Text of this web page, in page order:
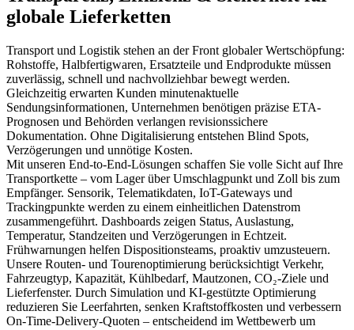
globale Lieferketten
Transport und Logistik stehen an der Front globaler Wertschöpfung:
Rohstoffe, Halbfertigwaren, Ersatzteile und Endprodukte müssen
zuverlässig, schnell und nachvollziehbar bewegt werden.
Gleichzeitig erwarten Kunden minutenaktuelle
Sendungsinformationen, Unternehmen benötigen präzise ETA-
Prognosen und Behörden verlangen revisionssichere
Dokumentation. Ohne Digitalisierung entstehen Blind Spots,
Verzögerungen und unnötige Kosten.
Mit unseren End-to-End-Lösungen schaffen Sie volle Sicht auf Ihre
Transportkette – vom Lager über Umschlagpunkt und Zoll bis zum
Empfänger. Sensorik, Telematikdaten, IoT-Gateways und
Trackingpunkte werden zu einem einheitlichen Datenstrom
zusammengeführt. Dashboards zeigen Status, Auslastung,
Temperatur, Standzeiten und Verzögerungen in Echtzeit.
Frühwarnungen helfen Dispositionsteams, proaktiv umzusteuern.
Unsere Routen- und Tourenoptimierung berücksichtigt Verkehr,
Fahrzeugtyp, Kapazität, Kühlbedarf, Mautzonen, CO₂-Ziele und
Lieferfenster. Durch Simulation und KI-gestützte Optimierung
reduzieren Sie Leerfahrten, senken Kraftstoffkosten und verbessern
On-Time-Delivery-Quoten – entscheidend im Wettbewerb um